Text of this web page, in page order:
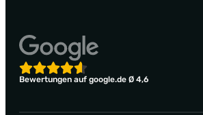
Bewertungen auf google.de Ø 4,6